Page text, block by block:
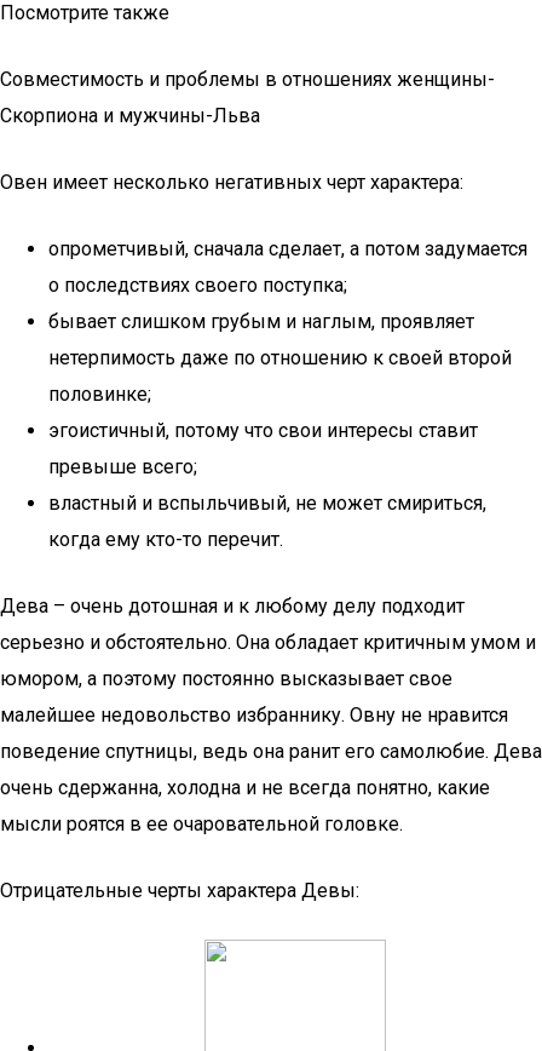
Посмотрите также
Совместимость и проблемы в отношениях женщины-
Скорпиона и мужчины-Льва
Овен имеет несколько негативных черт характера:
опрометчивый, сначала сделает, а потом задумается
о последствиях своего поступка;
бывает слишком грубым и наглым, проявляет
нетерпимость даже по отношению к своей второй
половинке;
эгоистичный, потому что свои интересы ставит
превыше всего;
властный и вспыльчивый, не может смириться,
когда ему кто-то перечит.
Дева – очень дотошная и к любому делу подходит
серьезно и обстоятельно. Она обладает критичным умом и
юмором, а поэтому постоянно высказывает свое
малейшее недовольство избраннику. Овну не нравится
поведение спутницы, ведь она ранит его самолюбие. Дева
очень сдержанна, холодна и не всегда понятно, какие
мысли роятся в ее очаровательной головке.
Отрицательные черты характера Девы: